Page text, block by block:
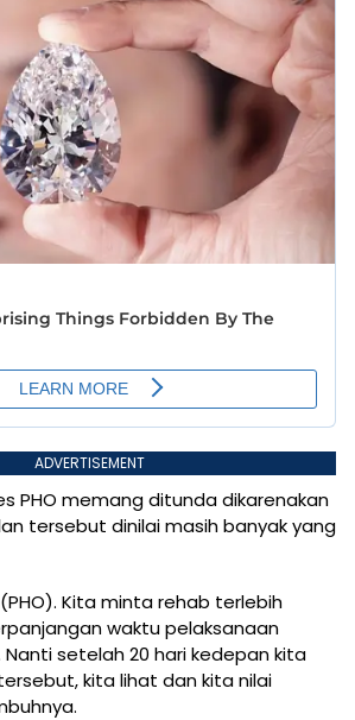
ADVERTISEMENT
PHO memang ditunda dikarenakan
tersebut dinilai masih banyak yang
Kita minta rehab terlebih
waktu pelaksanaan
Nanti setelah 20 hari kedepan kita
kita lihat dan kita nilai